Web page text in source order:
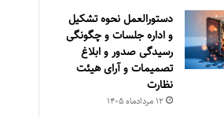
دستورالعمل نحوه تشکیل
و اداره جلسات و چگونگی
رسیدگی صدور و ‏ابلاغ
تصمیمات و‎ ‎آرای هیئت
نظارت
۱۲ مرداد‌ماه ۱۴۰۵